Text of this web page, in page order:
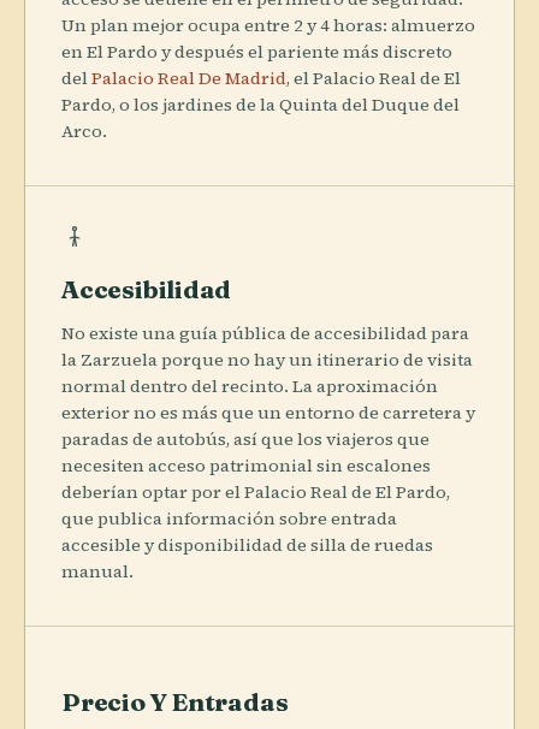
Un plan mejor ocupa entre 2 y 4 horas: almuerzo
en El Pardo y después el pariente más discreto
delPalacio Real De Madrid, el Palacio Real de El
Pardo, o los jardines de la Quinta del Duque del
Arco.
Accesibilidad
No existe una guía pública de accesibilidad para
la Zarzuela porque no hay un itinerario de visita
normal dentro del recinto. La aproximación
exterior no es más que un entorno de carretera y
paradas de autobús, así que los viajeros que
necesiten acceso patrimonial sin escalones
deberían optar por el Palacio Real de El Pardo,
que publica información sobre entrada
accesible y disponibilidad de silla de ruedas
manual.
Precio Y Entradas